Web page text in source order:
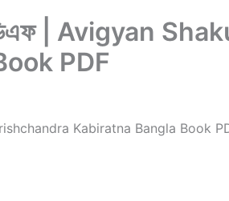
পিডিএফ | Avigyan
PDF